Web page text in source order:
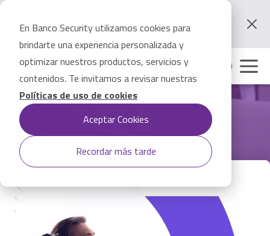
En Banco Security utilizamos cookies para
brindarte una experiencia personalizada y
optimizar nuestros productos, servicios y
contenidos. Te invitamos a revisar nuestras
Políticas de uso de cookies
Aceptar Cookies
Recordar más tarde
Pasar
contenido
principal
Utilizando la APP Banco Security Empresas
Ingresar
Recaudación PAC Multibanco